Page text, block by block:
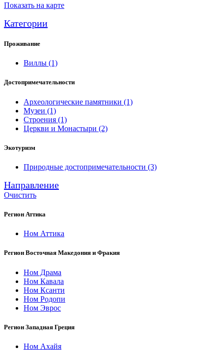
Показать на карте
Категории
Проживание
Виллы (1)
Достопримечательности
Археологические памятники (1)
Музеи (1)
Строения (1)
Церкви и Монастыри (2)
Экотуризм
Природные достопримечательности (3)
Направление
Очистить
Регион Аттика
Ном Аттика
Регион Восточная Македония и Фракия
Ном Драма
Ном Кавала
Ном Ксанти
Ном Родопи
Ном Эврос
Регион Западная Греция
Ном Ахайя